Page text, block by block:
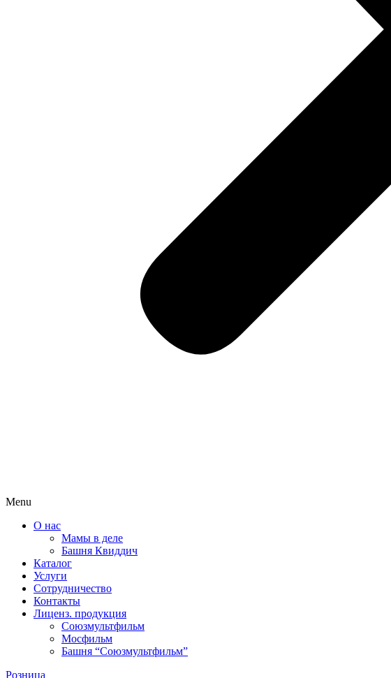
Menu
О нас
Мамы в деле
Башня Квиддич
Каталог
Услуги
Сотрудничество
Контакты
Лиценз. продукция
Союзмультфильм
Мосфильм
Башня “Союзмультфильм”
Розница